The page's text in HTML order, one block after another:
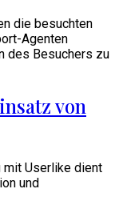
die besuchten
Agenten
des Besuchers zu
von
mit Userlike dient
und